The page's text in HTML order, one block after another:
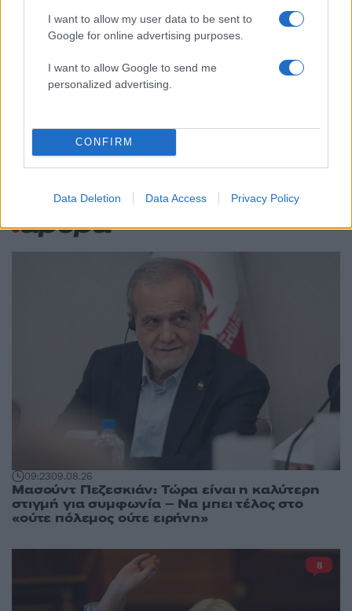
I want to allow my user data to be sent to
Google for online advertising purposes.
I want to allow Google to send me
personalized advertising.
CONFIRM
Data Deletion Data Access Privacy Policy
Σούπερ μάρκετ: Νέες μειώσεις τιμών –
916 προϊόντα στην εθνική πρωτοβουλία,
ανάμεσά τους 130 σχολικά
ΕΛΑΣ: Ο Αλέξης Δέδες ο πρώτος
υποψήφιος βουλευτής του κόμματος –
Από τα διοικητικά της ΑΕΚ στην πολιτική
Κόσμος: Περισσότερα
άρθρα
09:2309.08.26
Μασούντ Πεζεσκιάν: Τώρα είναι η καλύτερη
στιγμή για συμφωνία – Να μπει τέλος στο
«ούτε πόλεμος ούτε ειρήνη»
8